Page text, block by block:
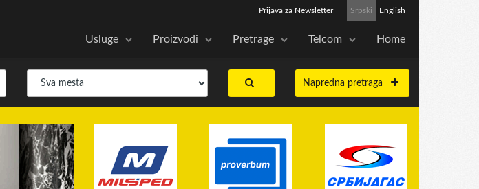
Srpski English
Prijava za Newsletter
Usluge Proizvodi Pretrage Telcom Home
Napredna pretraga